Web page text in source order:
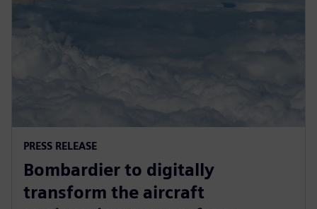
PRESS RELEASE
Bombardier to digitally
transform the aircraft